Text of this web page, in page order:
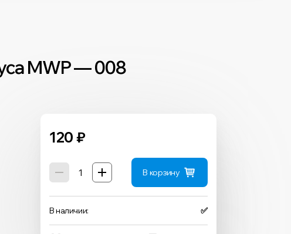
MWP — 008
120 ₽
В корзину
В наличии: ✅